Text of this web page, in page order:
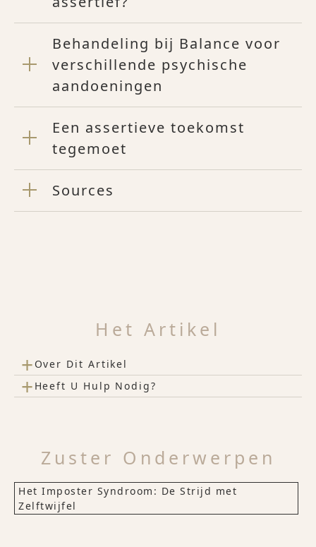
Behandeling bij Balance voor
verschillende psychische
aandoeningen
Een assertieve toekomst
tegemoet
Sources
Het Artikel
+ Over Dit Artikel
+ Heeft U Hulp Nodig?
Zuster Onderwerpen
Het Imposter Syndroom: De Strijd met
Zelftwijfel